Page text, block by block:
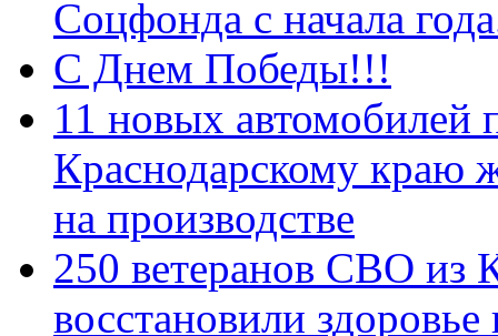
Соцфонда с начала
С Днем Победы!!!
11 новых автомобилей
Краснодарскому краю
на производстве
250 ветеранов СВО из
восстановили